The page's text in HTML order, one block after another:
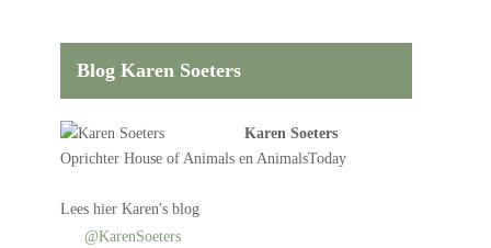
Blog Karen Soeters
Karen Soeters
OprichterHouse of Animals en AnimalsToday
Leeshier Karen's blog
@KarenSoeters